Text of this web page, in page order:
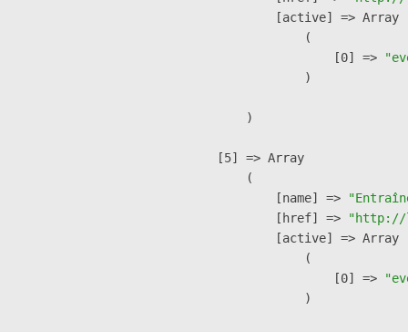
            [active] => Array
                (
                    [0] =>
                )
        )
    [5] => Array
        (
            [name] =>
            [href] =>
"http://
            [active] => Array
                (
                    [0] =>
                )